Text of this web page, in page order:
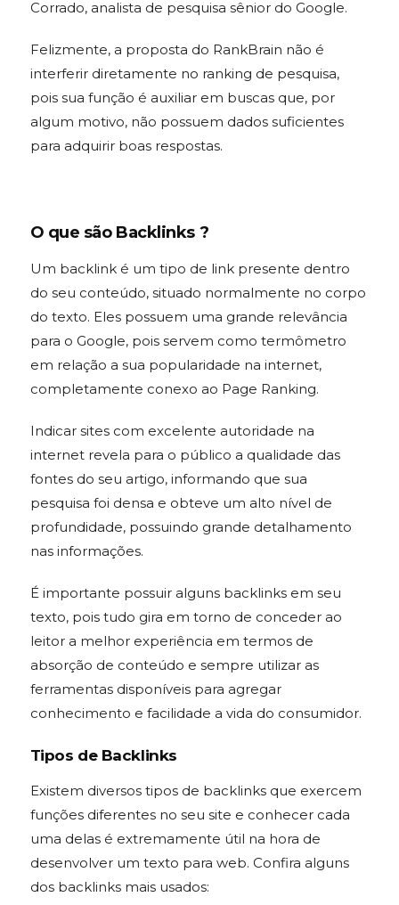
Corrado, analista de pesquisa sênior do Google.
Felizmente, a proposta do RankBrain não é
interferir diretamente no ranking de pesquisa,
pois sua função é auxiliar em buscas que, por
algum motivo, não possuem dados suficientes
para adquirir boas respostas.
O que são Backlinks ?
Um backlink é um tipo de link presente dentro
do seu conteúdo, situado normalmente no corpo
do texto. Eles possuem uma grande relevância
para o Google, pois servem como termômetro
em relação a sua popularidade na internet,
completamente conexo ao Page Ranking.
Indicar sites com excelente autoridade na
internet revela para o público a qualidade das
fontes do seu artigo, informando que sua
pesquisa foi densa e obteve um alto nível de
profundidade, possuindo grande detalhamento
nas informações.
É importante possuir alguns backlinks em seu
texto, pois tudo gira em torno de conceder ao
leitor a melhor experiência em termos de
absorção de conteúdo e sempre utilizar as
ferramentas disponíveis para agregar
conhecimento e facilidade a vida do consumidor.
Tipos de Backlinks
Existem diversos tipos de backlinks que exercem
funções diferentes no seu site e conhecer cada
uma delas é extremamente útil na hora de
desenvolver um texto para web. Confira alguns
dos backlinks mais usados: